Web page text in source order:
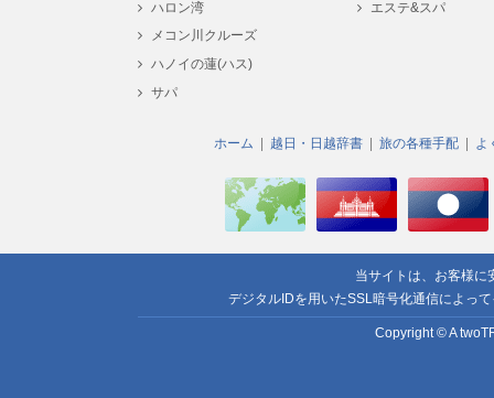
ハロン湾
メコン川クルーズ
ハノイの蓮(ハス)
サパ
エステ&スパ
ホーム 越日・日越辞書 旅の各種手配 よ
当サイトは、お客様に
デジタルIDを用いたSSL暗号化通信によっ
Copyright © A